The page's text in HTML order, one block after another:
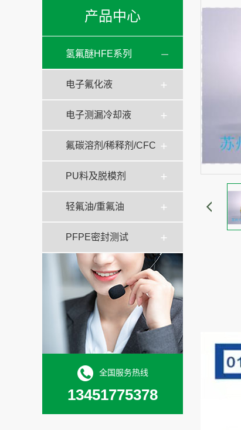
产品中心
氢氟醚HFE系列
电子氟化液
电子测漏冷却液
氟碳溶剂/稀释剂/CFC
PU料及脱模剂
轻氟油/重氟油
PFPE密封测试
全国服务热线
13451775378